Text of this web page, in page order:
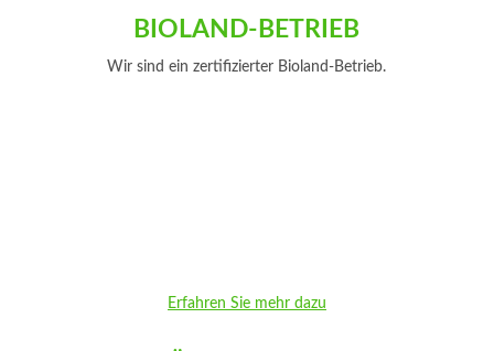
BIOLAND-BETRIEB
Wir sind ein zertifizierter Bioland-Betrieb.
Erfahren Sie mehr dazu